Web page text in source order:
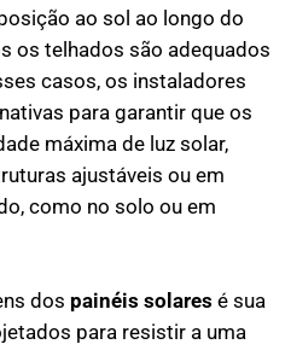
ao sol ao longo do
os telhados são adequados
casos, os instaladores
para garantir que os
máxima de luz solar,
ajustáveis ou em
como no solo ou em
dos painéis solares é sua
para resistir a uma